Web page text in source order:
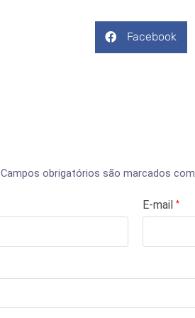
Facebook
Campos obrigatórios são marcados com
E-mail *